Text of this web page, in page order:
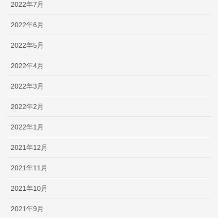
2022年7月
2022年6月
2022年5月
2022年4月
2022年3月
2022年2月
2022年1月
2021年12月
2021年11月
2021年10月
2021年9月